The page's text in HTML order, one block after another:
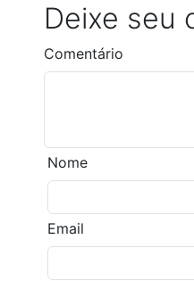
Deixe seu
Comentário
Nome
Email